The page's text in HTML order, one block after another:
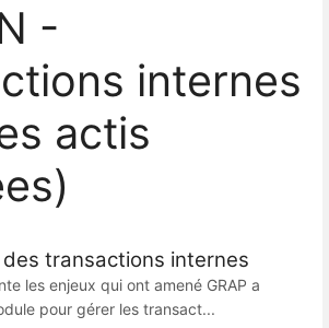
-
internes
actis
transactions internes
les enjeux qui ont amené GRAP a
pour gérer les transact...